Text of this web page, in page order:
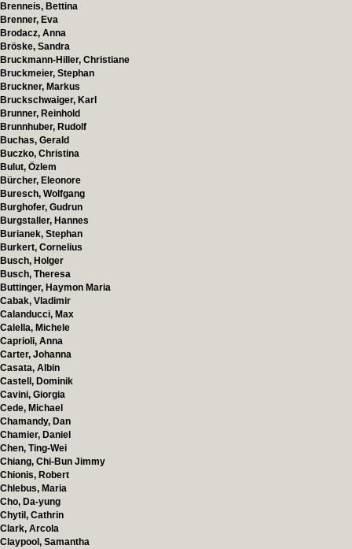
Brenneis, Bettina
Brenner, Eva
Brodacz, Anna
Bröske, Sandra
Bruckmann-Hiller, Christiane
Bruckmeier, Stephan
Bruckner, Markus
Bruckschwaiger, Karl
Brunner, Reinhold
Brunnhuber, Rudolf
Buchas, Gerald
Buczko, Christina
Bulut, Özlem
Bürcher, Eleonore
Buresch, Wolfgang
Burghofer, Gudrun
Burgstaller, Hannes
Burianek, Stephan
Burkert, Cornelius
Busch, Holger
Busch, Theresa
Buttinger, Haymon Maria
Cabak, Vladimir
Calanducci, Max
Calella, Michele
Caprioli, Anna
Carter, Johanna
Casata, Albin
Castell, Dominik
Cavini, Giorgia
Cede, Michael
Chamandy, Dan
Chamier, Daniel
Chen, Ting-Wei
Chiang, Chi-Bun Jimmy
Chionis, Robert
Chlebus, Maria
Cho, Da-yung
Chytil, Cathrin
Clark, Arcola
Claypool, Samantha